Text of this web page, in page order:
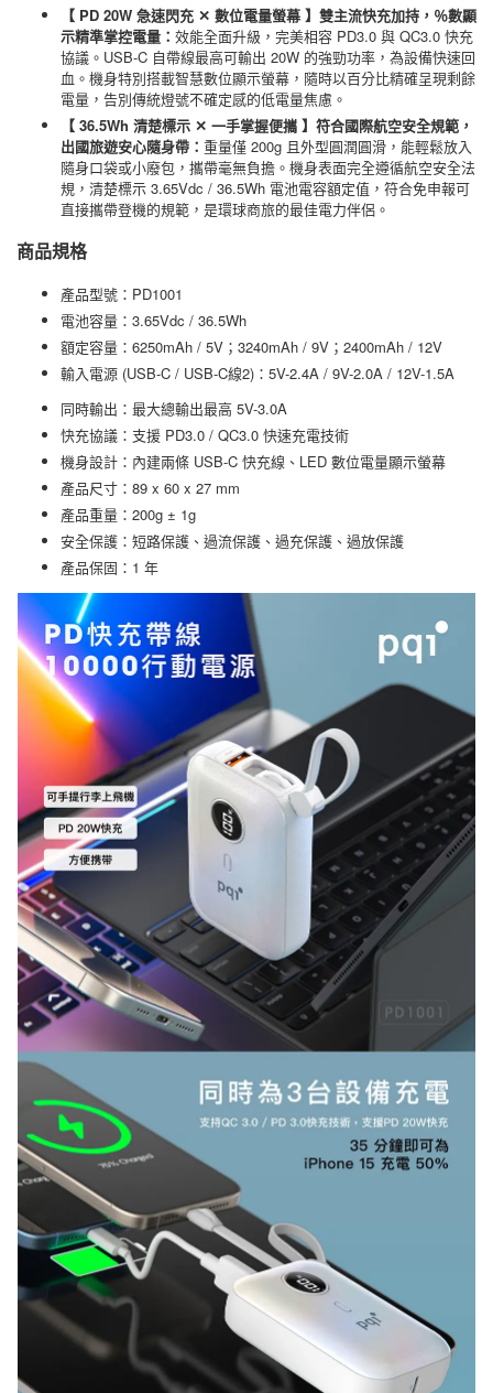
【 PD 20W 急速閃充 ✕ 數位電量螢幕 】雙主流快充加持，％數顯
示精準掌控電量： 效能全面升級，完美相容 PD3.0 與 QC3.0 快充
協議。USB-C 自帶線最高可輸出 20W 的強勁功率，為設備快速回
血。機身特別搭載智慧數位顯示螢幕，隨時以百分比精確呈現剩餘
電量，告別傳統燈號不確定感的低電量焦慮。
【 36.5Wh 清楚標示 ✕ 一手掌握便攜 】符合國際航空安全規範，
出國旅遊安心隨身帶： 重量僅 200g 且外型圓潤圓滑，能輕鬆放入
隨身口袋或小廢包，攜帶毫無負擔。機身表面完全遵循航空安全法
規，清楚標示 3.65Vdc / 36.5Wh 電池電容額定值，符合免申報可
直接攜帶登機的規範，是環球商旅的最佳電力伴侶。
商品規格
產品型號：PD1001
電池容量：3.65Vdc / 36.5Wh
額定容量：6250mAh / 5V；3240mAh / 9V；2400mAh / 12V
輸入電源 (USB-C / USB-C線2)：5V-2.4A / 9V-2.0A / 12V-1.5A
同時輸出：最大總輸出最高 5V-3.0A
快充協議：支援 PD3.0 / QC3.0 快速充電技術
機身設計：內建兩條 USB-C 快充線、LED 數位電量顯示螢幕
產品尺寸：89 x 60 x 27 mm
產品重量：200g ± 1g
安全保護：短路保護、過流保護、過充保護、過放保護
產品保固：1 年